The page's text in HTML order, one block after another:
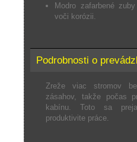
Modro zafarbené
voči korózii.
Podrobnosti o
Zreže viac stromov
zásahov, takže počas
kabínu. Toto sa
produktivite práce.